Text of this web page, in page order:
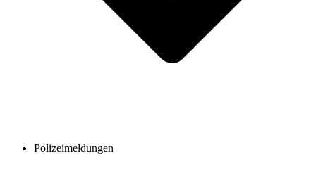
Polizeimeldungen